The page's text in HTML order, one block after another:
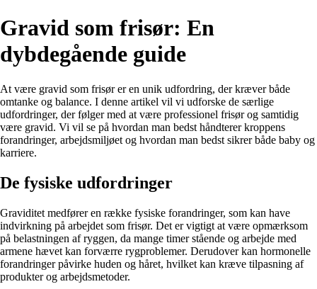
Gravid som frisør: En
dybdegående guide
At være gravid som frisør er en unik udfordring, der kræver både
omtanke og balance. I denne artikel vil vi udforske de særlige
udfordringer, der følger med at være professionel frisør og samtidig
være gravid. Vi vil se på hvordan man bedst håndterer kroppens
forandringer, arbejdsmiljøet og hvordan man bedst sikrer både baby og
karriere.
De fysiske udfordringer
Graviditet medfører en række fysiske forandringer, som kan have
indvirkning på arbejdet som frisør. Det er vigtigt at være opmærksom
på belastningen af ryggen, da mange timer stående og arbejde med
armene hævet kan forværre rygproblemer. Derudover kan hormonelle
forandringer påvirke huden og håret, hvilket kan kræve tilpasning af
produkter og arbejdsmetoder.